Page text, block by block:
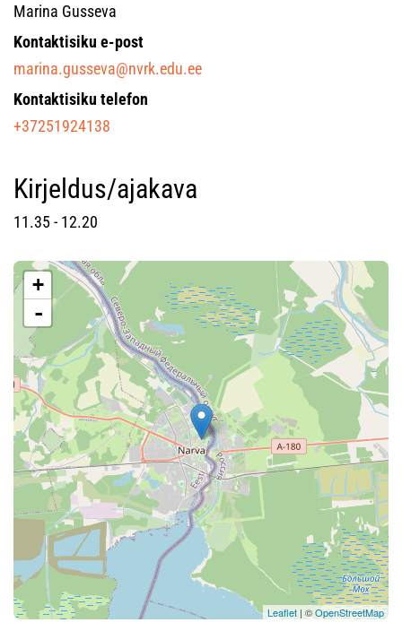
Marina Gusseva
Kontaktisiku e-post
marina.gusseva@nvrk.edu.ee
Kontaktisiku telefon
+37251924138
Kirjeldus/ajakava
11.35 - 12.20
+
-
Leaflet | ©OpenStreetMap